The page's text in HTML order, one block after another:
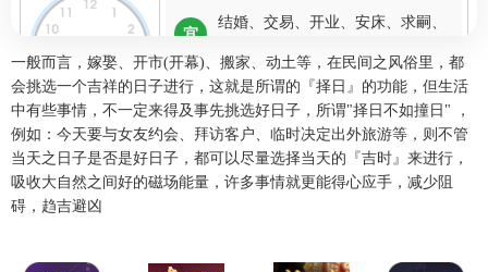
宜
结婚、交易、开业、安床、求嗣、
忌
出行、赴任、祈福、祭祀、开光、
斋醮
冲 鸡 煞西
一般而言，嫁娶、开市(开幕)、搬家、动土等，在民间之风俗里，都
会挑选一个吉祥的日子进行，这就是所谓的『择日』的功能，但生活
中有些事情，不一定来得及事先挑选好日子，所谓"择日不如撞日" ，
例如：今天要与女友约会、拜访客户、临时决定出外旅游等，则不管
当天之日子是否是好日子，都可以尽量选择当天的『吉时』来进行，
吸收大自然之间好的磁场能量，许多事情就更能得心应手，减少阻
碍，趋吉避凶